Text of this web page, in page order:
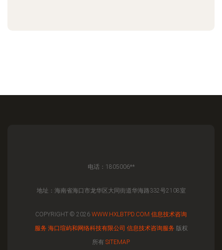
电话：1805006**
地址：海南省海口市龙华区大同街道华海路332号2108室
COPYRIGHT © 2026 WWW.HXLBTPD.COM 信息技术咨询
服务 海口瑄屿和网络科技有限公司 信息技术咨询服务 版权
所有 SITEMAP